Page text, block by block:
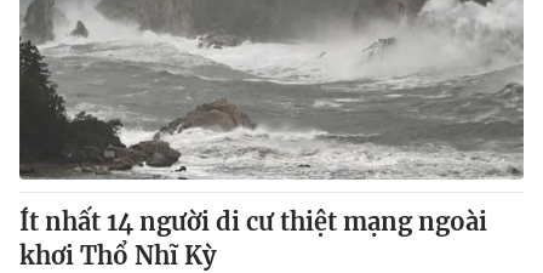
® Cấm sao chép dưới mọi hình thức nếu không có sự chấp
thuận bằng văn bản. Ghi rõ nguồn VTV.vn khi phát hành lại
thông tin từ website này.
Ít nhất 14 người di cư thiệt mạng ngoài
khơi Thổ Nhĩ Kỳ